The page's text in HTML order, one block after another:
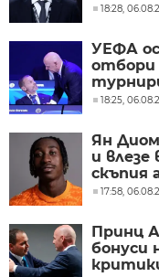
18:28,
УЕФА
отбори
18:25,
Ян
и
скъпия
17:58,
Принц
бонуси